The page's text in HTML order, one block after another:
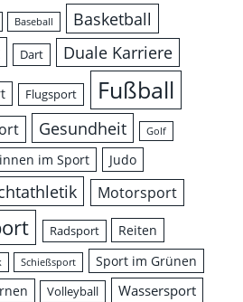
Baseball
Basketball
Dart Duale Karriere
Flugsport Fußball
Gesundheit Golf
im Sport Judo
Motorsport
Radsport Reiten
Schießsport Sport im Grünen
Volleyball Wassersport